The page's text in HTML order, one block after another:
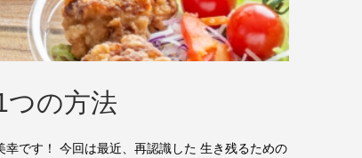
つの方法
です！ 今回は最近、再認識した 生き残るための